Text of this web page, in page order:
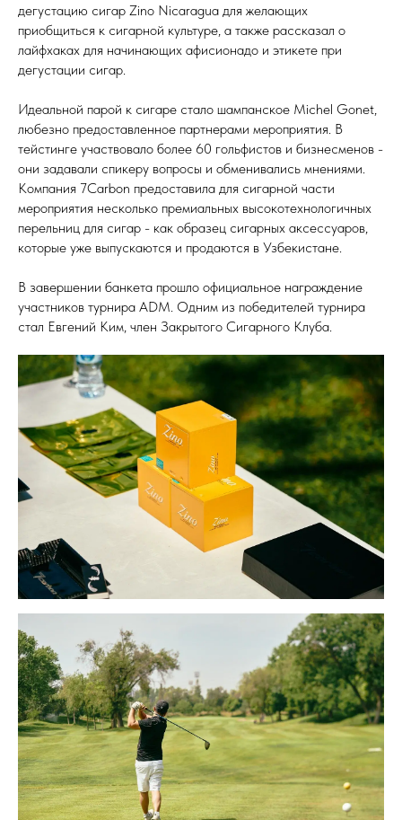
дегустацию сигар Zino Nicaragua для желающих
приобщиться к сигарной культуре, а также рассказал о
лайфхаках для начинающих афисионадо и этикете при
дегустации сигар.
Идеальной парой к сигаре стало шампанское Michel Gonet,
любезно предоставленное партнерами мероприятия. В
тейстинге участвовало более 60 гольфистов и бизнесменов -
они задавали спикеру вопросы и обменивались мнениями.
Компания 7Carbon предоставила для сигарной части
мероприятия несколько премиальных высокотехнологичных
перельниц для сигар - как образец сигарных аксессуаров,
которые уже выпускаются и продаются в Узбекистане.
В завершении банкета прошло официальное награждение
участников турнира ADM. Одним из победителей турнира
стал Евгений Ким, член Закрытого Сигарного Клуба.